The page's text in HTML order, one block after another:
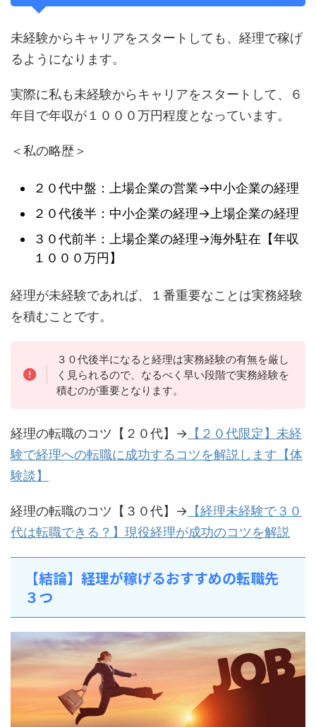
未経験からキャリアをスタートしても、経理で稼げ
るようになります。
実際に私も未経験からキャリアをスタートして、６
年目で年収が１０００万円程度となっています。
＜私の略歴＞
２０代中盤：上場企業の営業→中小企業の経理
２０代後半：中小企業の経理→上場企業の経理
３０代前半：上場企業の経理→海外駐在【年収
１０００万円】
経理が未経験であれば、１番重要なことは実務経験
を積むことです。
３０代後半になると経理は実務経験の有無を厳し
く見られるので、なるべく早い段階で実務経験を
積むのが重要となります。
経理の転職のコツ【２０代】→ 【２０代限定】未経
験で経理への転職に成功するコツを解説します【体
験談】
経理の転職のコツ【３０代】→ 【経理未経験で３０
代は転職できる？】現役経理が成功のコツを解説
【結論】経理が稼げるおすすめの転職先
３つ